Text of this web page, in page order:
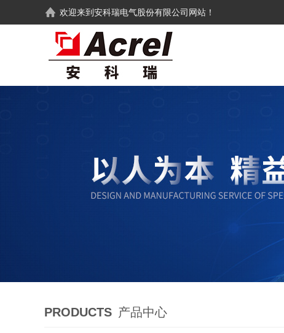
欢迎来到安科瑞电气股份有限公司 网站！
PRODUCTS 产品中心